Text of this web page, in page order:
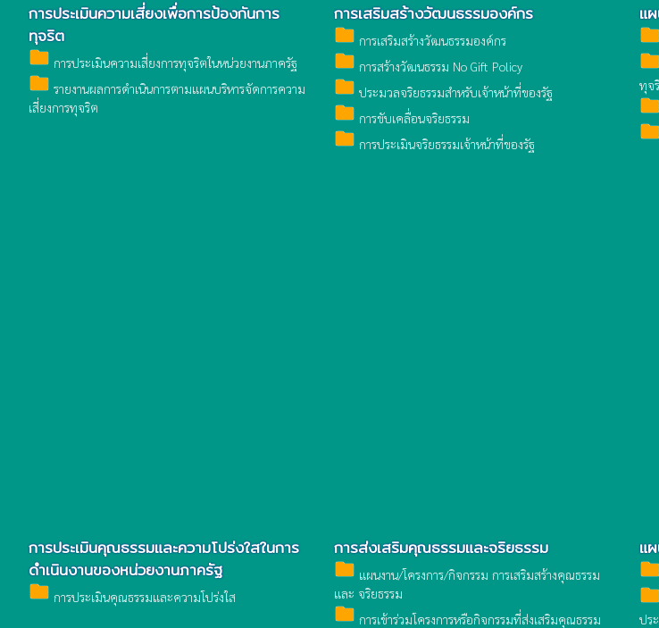
การประเมินความเสี่ยงเพื่อการป้องกันการ
ทุจริต
folder การประเมินความเสี่ยงการทุจริตในหน่วยงานภาครัฐ
folder รายงานผลการดำเนินการตามแผนบริหารจัดการความ
เสี่ยงการทุจริต
การเสริมสร้างวัฒนธรรมองค์กร
folder การเสริมสร้างวัฒนธรรมองค์กร
folder การสร้างวัฒนธรรม No Gift Policy
folder ประมวลจริยธรรมสำหรับเจ้าหน้าที่ของรัฐ
folder การขับเคลื่อนจริยธรรม
folder การประเมินจริยธรรมเจ้าหน้าที่ของรัฐ
แ
folder
folder
ทุจ
folder
folder
การประเมินคุณธรรมและความโปร่งใสในการ
ดำเนินงานของหน่วยงานภาครัฐ
folder การประเมินคุณธรรมและความโปร่งใส
การส่งเสริมคุณธรรมและจริยธรรม
folder แผนงาน/โครงการ/กิจกรรม การเสริมสร้างคุณธรรม
และ จริยธรรม
folder การเข้าร่วมโครงการหรือกิจกรรมที่ส่งเสริมคุณธรรม
แ
folder
folder
ปร